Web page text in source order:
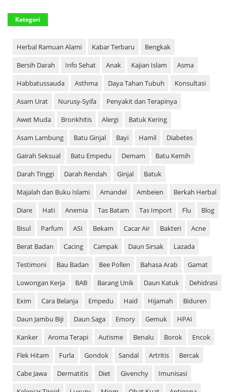
Kategori
Herbal Ramuan Alami Kabar Terbaru
Bengkak
Bersih Darah
Info Sehat Anak Kajian Islam
Asma
Habbatussauda
Asthma Daya Tahan Tubuh
Konsultasi
Asam Urat
Nurusy-Syifa
Penyakit dan Terapinya
Awet Muda
Bronkhitis Alergi
Batuk Kering
Asam Lambung
Batu Ginjal Bayi Hamil
Diabetes
Gairah Seksual
Batu Empedu Demam
Batu Kemih
Darah Tinggi
Darah Rendah Ginjal
Batuk
Majalah dan Buku Islami
Amandel Ambeien
Berkah Herbal
Diare
Hati Anemia Tas Batam Tas Import Flu
Blog
Bisul
Parfum ASI Bekam Cacar Air Bakteri
Acne
Berat Badan
Cacing Campak Daun Sirsak
Lazada
Testimoni
Bau Badan Bee Pollen Bahasa Arab
Gamat
Lowongan Kerja
BAB Barang Unik Daun Katuk
Dehidrasi
Exim
Cara Belanja Empedu Haid Hijamah
Biduren
Daun Jambu Biji
Daun Saga Emory Gemuk
HPAI
Kanker
Aroma Terapi Autisme Benalu Borok
Encok
Flek Hitam
Furla Gondok Sandal Artritis
Bercak
Cabe Jawa
Dermatitis Diet Givenchy
Imunisasi